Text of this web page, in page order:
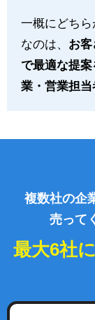
一概にどち
なのは、 お
で最適な提
業・営業担当
複数社の企
売って
最大6社